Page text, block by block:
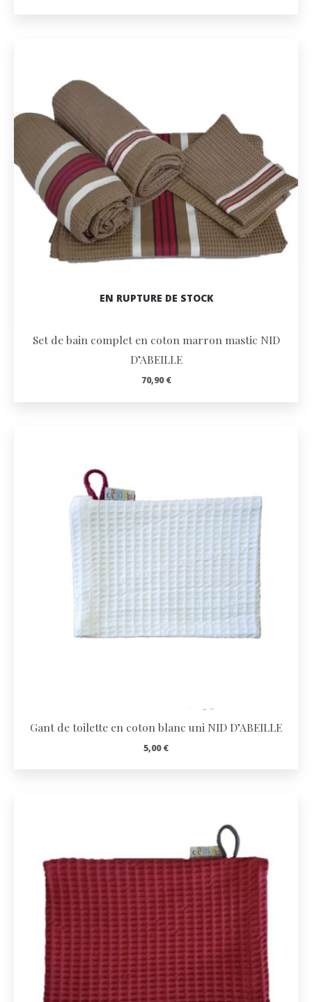
EN RUPTURE DE STOCK
Set de bain complet en coton marron mastic NID
D’ABEILLE
70,90€
Gant de toilette en coton blanc uni NID D’ABEILLE
5,00€